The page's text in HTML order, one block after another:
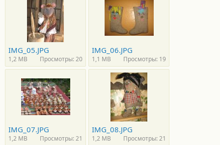
IMG_05.JPG
1,2 MB Просмотры: 20
IMG_06.JPG
1,1 MB Просмотры: 19
IMG_07.JPG
1,2 MB Просмотры: 21
IMG_08.JPG
1,2 MB Просмотры: 21